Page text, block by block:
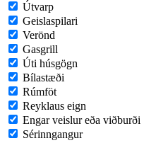
Útvarp
Geislaspilari
Verönd
Gasgrill
Úti húsgögn
Bílastæði
Rúmföt
Reyklaus eign
Engar veislur eða viðburði
Sérinngangur